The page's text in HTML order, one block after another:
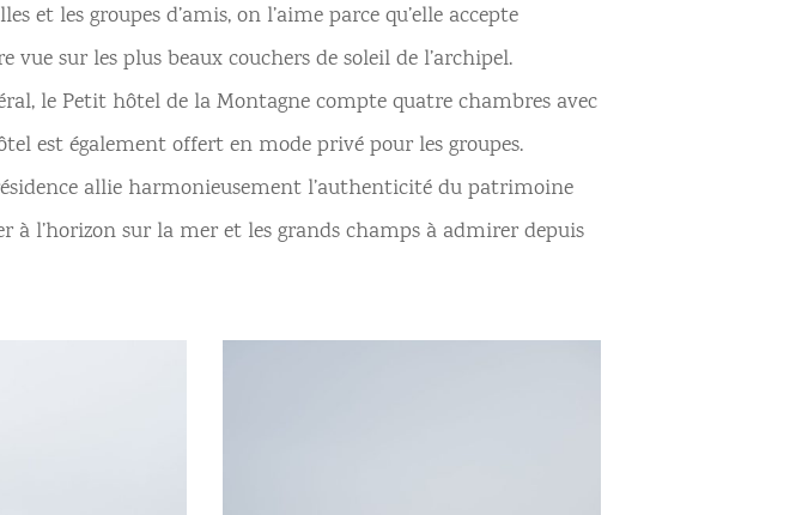
les groupes d’amis, on l’aime parce qu’elle accepte
sur les plus beaux couchers de soleil de l’archipel.
le Petit hôtel de la Montagne compte quatre chambres avec
est également offert en mode privé pour les groupes.
allie harmonieusement l’authenticité du patrimoine
l’horizon sur la mer et les grands champs à admirer depuis